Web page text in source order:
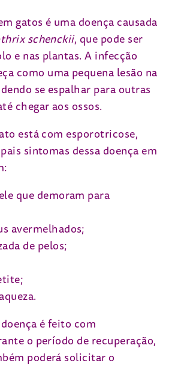
gatos é uma doença causada
schenckii, que pode ser
e nas plantas. A infecção
como uma pequena lesão na
se espalhar para outras
chegar aos ossos.
está com esporotricose,
sintomas dessa doença em
que demoram para
avermelhados;
de pelos;
é feito com
o período de recuperação,
poderá solicitar o